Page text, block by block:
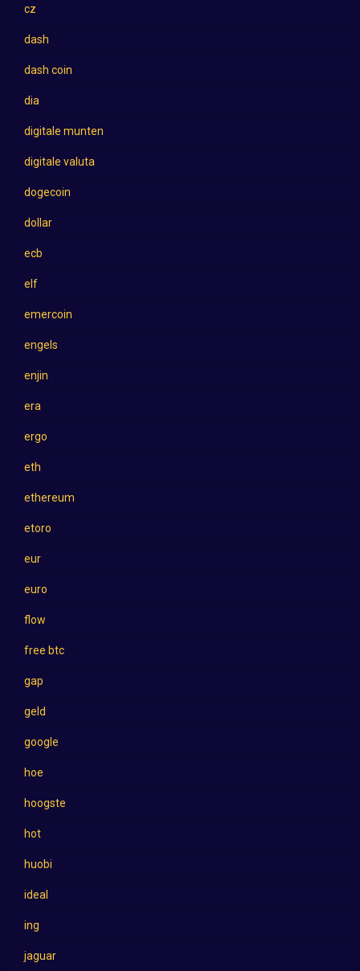
cz
dash
dash coin
dia
digitale munten
digitale valuta
dogecoin
dollar
ecb
elf
emercoin
engels
enjin
era
ergo
eth
ethereum
etoro
eur
euro
flow
free btc
gap
geld
google
hoe
hoogste
hot
huobi
ideal
ing
jaguar